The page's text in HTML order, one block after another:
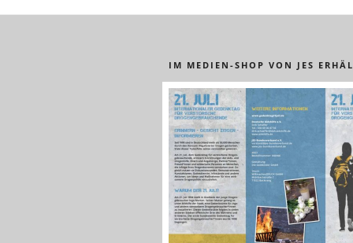
IM MEDIEN-SHOP VON JES